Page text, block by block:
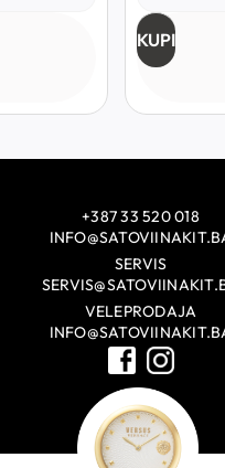
KUPI
+387 33 520 018
SERVIS
VELEPRODAJA